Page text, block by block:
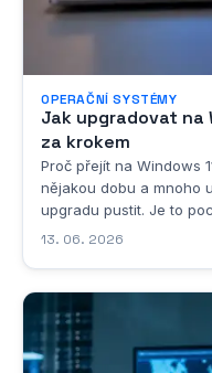
OPERAČNÍ SYSTÉMY
Jak upgradovat na
za krokem
Proč přejít na Windows
nějakou dobu a mnoho
upgradu pustit. Je to
operačního systému s
13. 06. 2026